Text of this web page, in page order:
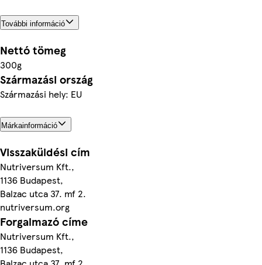
További információ
Nettó tömeg
300g
Származási ország
Származási hely: EU
Márkainformáció
Visszaküldési cím
Nutriversum Kft.,
1136 Budapest,
Balzac utca 37. mf 2.
nutriversum.org
Forgalmazó címe
Nutriversum Kft.,
1136 Budapest,